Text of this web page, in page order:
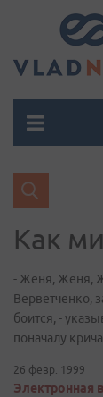
Как
- Женя, Женя,
Верветченко,
боится, -
поначалу
26 февр. 1999
Электронная